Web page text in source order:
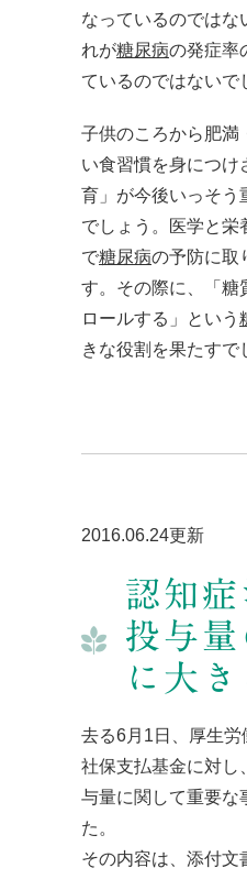
なっているのではな
れが糖尿病の発症率
ているのではないで
子供のころから肥満
い食習慣を身につけ
育」が今後いっそう
でしょう。医学と栄
で糖尿病の予防に取
す。その際に、「糖
ロールする」という
きな役割を果たすで
2016.06.24更新
認知
投与
に大き
去る6月1日、厚生労
社保支払基金に対し、
与量に関して重要な
た。
その内容は、添付文